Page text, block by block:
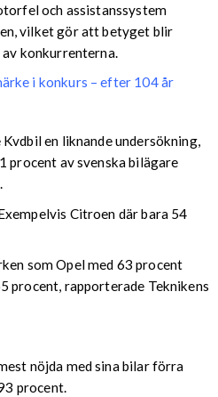
och assistanssystem
vilket gör att betyget blir
konkurrenterna.
i konkurs – efter 104 år
en liknande undersökning,
procent av svenska bilägare
Citroen där bara 54
som Opel med 63 procent
procent, rapporterade Teknikens
nöjda med sina bilar förra
procent.